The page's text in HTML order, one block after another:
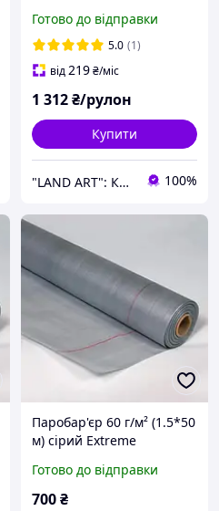
захисту від бур'янів та
заморозків, під плитку
Готово до відправки
5.0 (1)
від219₴/міс
1 312₴/рулон
Купити
"LAND ART": Корисні товари для вашого будинку та саду! 100%
Паробар'єр 60 г/м² (1.5*50
м) сірий Extreme
Готово до відправки
700₴